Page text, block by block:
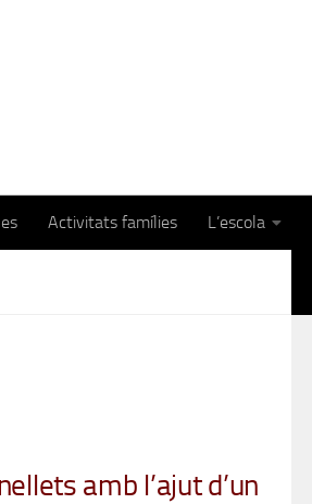
Activitats famílies L’escola
amb l’ajut d’un